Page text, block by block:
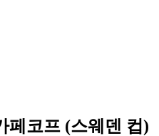
코프 (스웨덴 컵)